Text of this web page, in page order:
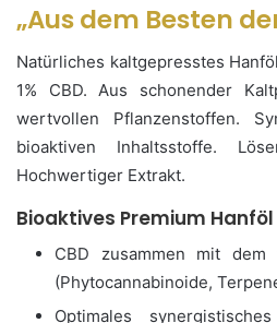
„Aus dem Besten
Natürliches kaltgepresstes
1% CBD. Aus schonender
wertvollen Pflanzenstoffen.
bioaktiven Inhaltsstoffe.
Hochwertiger Extrakt.
Bioaktives Premium Hanföl
CBD zusammen mit dem
(Phytocannabinoide,
Optimales